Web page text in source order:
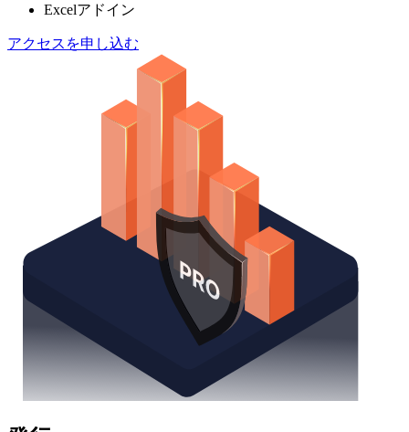
Excelアドイン
アクセスを申し込む